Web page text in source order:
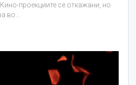
Кино-проекциите се откажани, но
во…